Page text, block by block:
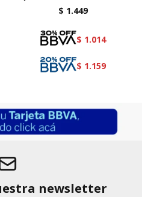
CAPSULAS - suplemento
$ 1.449
$ 1.014
$ 1.159
newsletter